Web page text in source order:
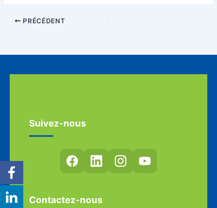
PRÉCÉDENT
Suivez-nous
Contactez-nous